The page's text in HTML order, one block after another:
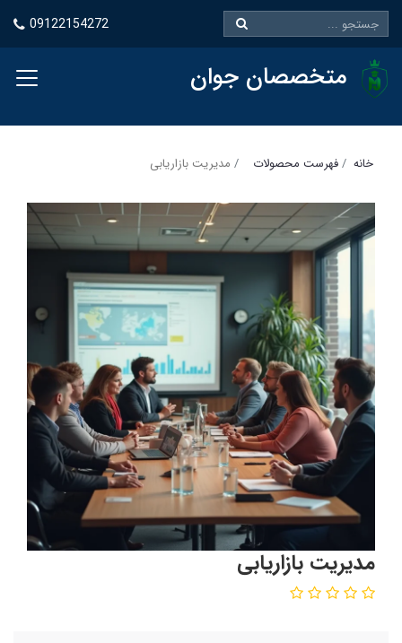
09122154272
متخصصان جوان
خانه فهرست محصولات مدیریت بازاریابی
مدیریت بازاریابی